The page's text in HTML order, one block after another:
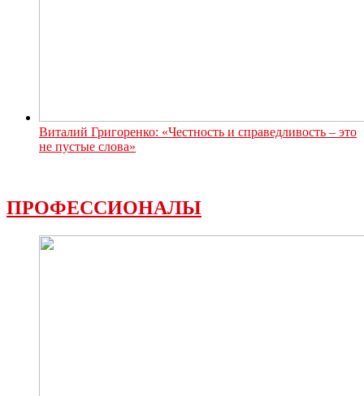
Виталий Григоренко: «Честность и справедливость – это
не пустые слова»
ПРОФЕССИОНАЛЫ